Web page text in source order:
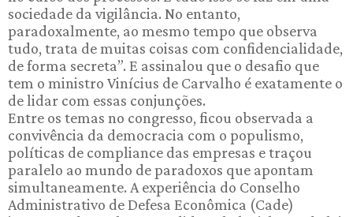
sociedade da vigilância. No entanto,
paradoxalmente, ao mesmo tempo que observa
tudo, trata de muitas coisas com confidencialidade,
de forma secreta”. E assinalou que o desafio que
tem o ministro Vinícius de Carvalho é exatamente o
de lidar com essas conjunções.
Entre os temas no congresso, ficou observada a
convivência da democracia com o populismo,
políticas de compliance das empresas e traçou
paralelo ao mundo de paradoxos que apontam
simultaneamente. A experiência do Conselho
Administrativo de Defesa Econômica (Cade)